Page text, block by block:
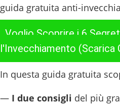
guida gratuita anti-
Voglio Scoprire i 6
l'Invecchiamento (Scarica
In questa guida gratuita
— I due consigli del più